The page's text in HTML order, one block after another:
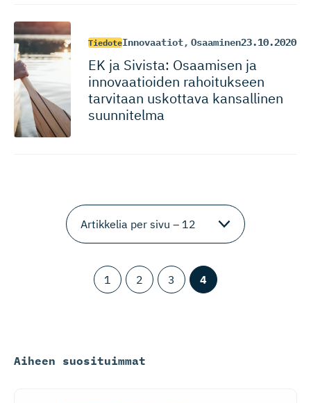
TiedoteInnovaatiot, Osaaminen23.10.2020
EK ja Sivista: Osaamisen ja
innovaatioiden rahoitukseen
tarvitaan uskottava kansallinen
suunnitelma
1 2 3 4
Aiheen suosituimmat